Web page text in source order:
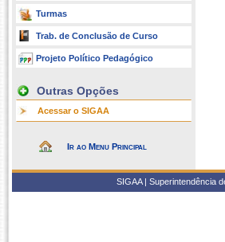
Turmas
Trab. de Conclusão de Curso
Projeto Político Pedagógico
Outras Opções
Acessar o SIGAA
Ir ao Menu Principal
SIGAA | Superintendência